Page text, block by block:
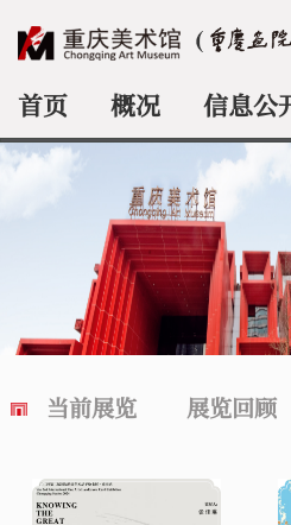
首页 概况 信息公
当前展览 展览回顾